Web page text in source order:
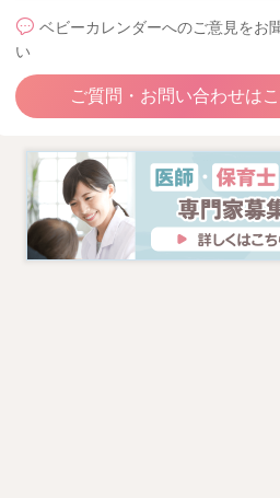
ベビーカレンダーへのご意見をお
い
ご質問・お問い合わせは